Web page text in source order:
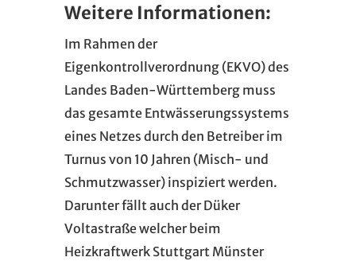
Weitere Informationen:
Im Rahmen der
Eigenkontrollverordnung (EKVO) des
Landes Baden-Württemberg muss
das gesamte Entwässerungssystems
eines Netzes durch den Betreiber im
Turnus von 10 Jahren (Misch- und
Schmutzwasser) inspiziert werden.
Darunter fällt auch der Düker
Voltastraße welcher beim
Heizkraftwerk Stuttgart Münster